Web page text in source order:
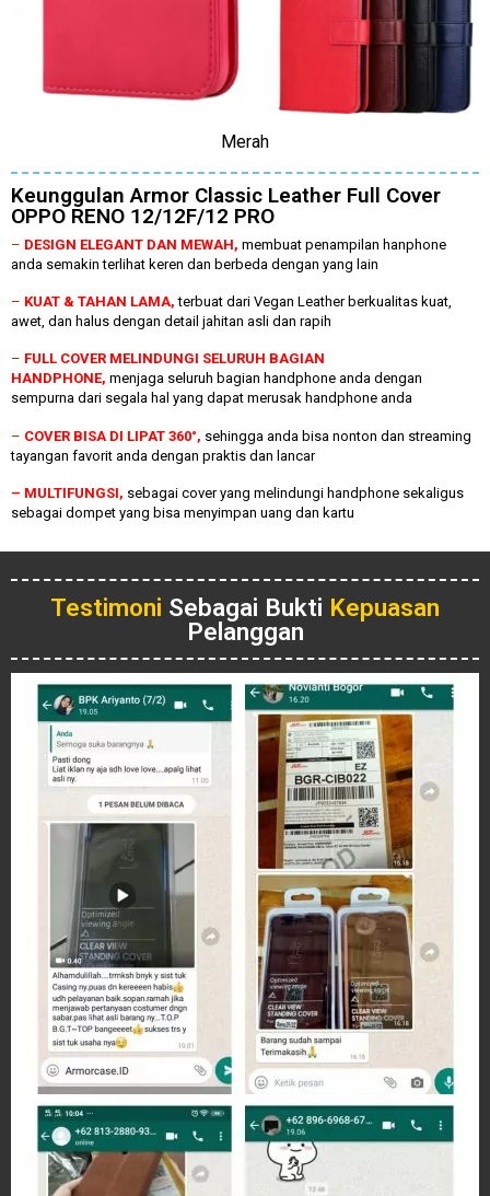
Merah
Keunggulan Armor Classic Leather Full Cover
OPPO RENO 12/12F/12 PRO
– DESIGN ELEGANT DAN MEWAH, membuat penampilan hanphone
anda semakin terlihat keren dan berbeda dengan yang lain
– KUAT & TAHAN LAMA,terbuat dari Vegan Leather berkualitas kuat,
awet, dan halus dengan detail jahitan asli dan rapih
– FULL COVER MELINDUNGI SELURUH BAGIAN
HANDPHONE, menjaga seluruh bagian handphone anda dengan
sempurna dari segala hal yang dapat merusak handphone anda
– COVER BISA DI LIPAT 360°, sehingga anda bisa nonton dan streaming
tayangan favorit anda dengan praktis dan lancar
– MULTIFUNGSI, sebagai cover yang melindungi handphone sekaligus
sebagai dompet yang bisa menyimpan uang dan kartu
Testimoni Sebagai Bukti Kepuasan
Pelanggan